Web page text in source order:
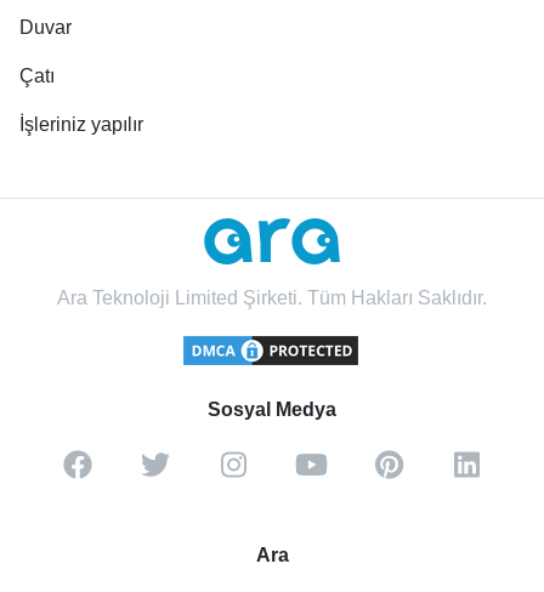
Duvar
Çatı
İşleriniz yapılır
Ara Teknoloji Limited Şirketi. Tüm Hakları Saklıdır.
Sosyal Medya
Ara